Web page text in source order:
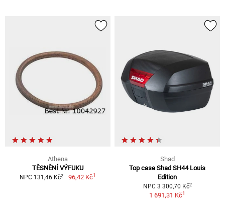
Athena
TĚSNĚNÍ VÝFUKU
NPC 131,46 Kč2 96,42 Kč1
Shad
Top case Shad SH44 Louis
Edition
NPC 3 300,70 Kč2
1 691,31 Kč1